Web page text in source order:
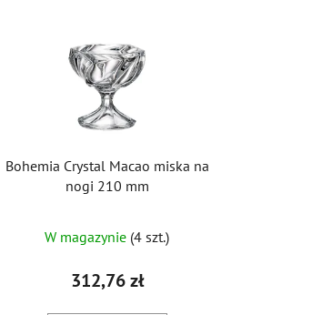
r
o
Bohemia Crystal Macao miska na
nogi 210 mm
W magazynie (4 szt.)
312,76 zł